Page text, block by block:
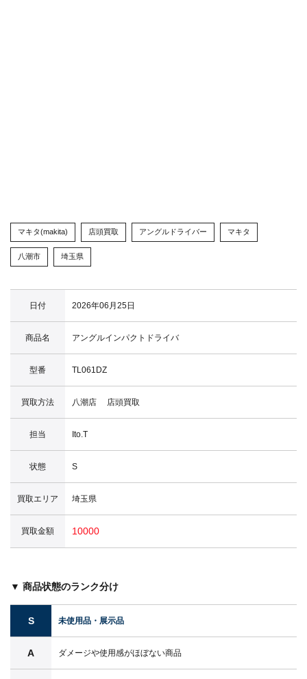
マキタ(makita) 店頭買取 アングルドライバー マキタ
八潮市 埼玉県
日付 2026年06月25日
商品名 アングルインパクトドライバ
型番 TL061DZ
買取方法 八潮店 店頭買取
担当 Ito.T
状態 S
買取エリア 埼玉県
買取金額 10000
▼ 商品状態のランク分け
S 未使用品・展示品
A ダメージや使用感がほぼない商品